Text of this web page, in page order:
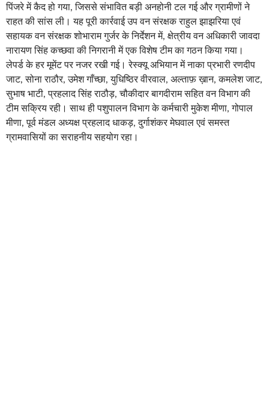
पिंजरे में कैद हो गया, जिससे संभावित बड़ी अनहोनी टल गई और ग्रामीणों ने
राहत की सांस ली। यह पूरी कार्रवाई उप वन संरक्षक राहुल झाझरिया एवं
सहायक वन संरक्षक शोभाराम गुर्जर के निर्देशन में, क्षेत्रीय वन अधिकारी जावदा
नारायण सिंह कच्छवा की निगरानी में एक विशेष टीम का गठन किया गया।
लेपर्ड के हर मूमेंट पर नजर रखी गई। रेस्क्यू अभियान में नाका प्रभारी रणदीप
जाट, सोना राठौर, उमेश गाँच्छा, युधिष्ठिर वीरवाल, अल्ताफ़ ख़ान, कमलेश जाट,
सुभाष भाटी, प्रहलाद सिंह राठौड़, चौकीदार बागदीराम सहित वन विभाग की
टीम सक्रिय रही। साथ ही पशुपालन विभाग के कर्मचारी मुकेश मीणा, गोपाल
मीणा, पूर्व मंडल अध्यक्ष प्रहलाद धाकड़, दुर्गाशंकर मेघवाल एवं समस्त
ग्रामवासियों का सराहनीय सहयोग रहा।